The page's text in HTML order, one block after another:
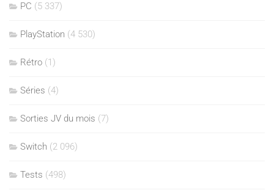
PC (5 337)
PlayStation (4 530)
Rétro (1)
Séries (4)
Sorties JV du mois (7)
Switch (2 096)
Tests (498)